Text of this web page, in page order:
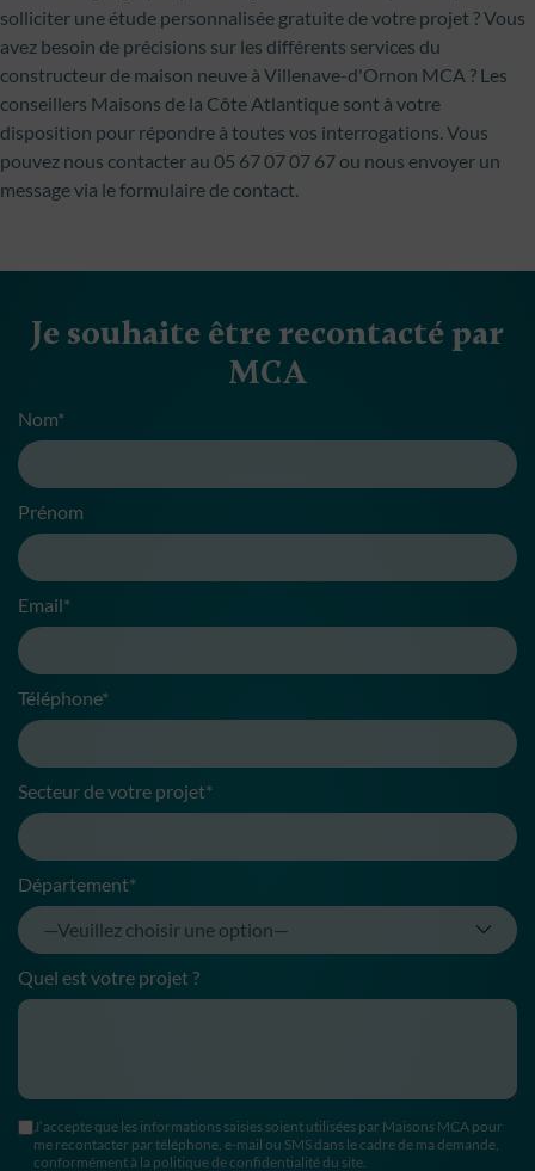
solliciter une étude personnalisée gratuite de votre projet ? Vous
avez besoin de précisions sur les différents services du
constructeur de maison neuve à Villenave-d'Ornon MCA ? Les
conseillers Maisons de la Côte Atlantique sont à votre
disposition pour répondre à toutes vos interrogations. Vous
pouvez nous contacter au 05 67 07 07 67 ou nous envoyer un
message via le formulaire de contact.
Je souhaite être recontacté par
MCA
Nom*
Prénom
Email*
Téléphone*
Secteur de votre projet*
Département*
Quel est votre projet ?
J’accepte que les informations saisies soient utilisées par Maisons MCA pour
me recontacter par téléphone, e-mail ou SMS dans le cadre de ma demande,
conformément à la politique de confidentialité du site.